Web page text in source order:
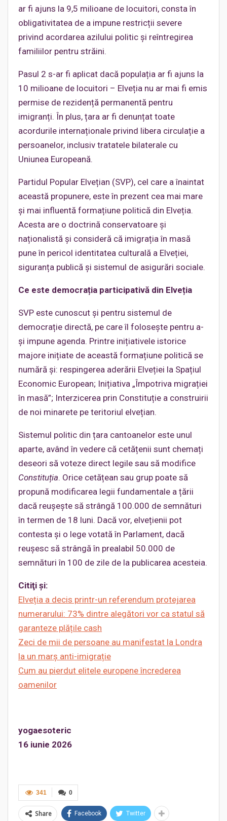
ar fi ajuns la 9,5 milioane de locuitori, consta în
obligativitatea de a impune restricții severe
privind acordarea azilului politic și reîntregirea
familiilor pentru străini.
Pasul 2 s-ar fi aplicat dacă populația ar fi ajuns la
10 milioane de locuitori – Elveția nu ar mai fi emis
permise de rezidență permanentă pentru
imigranți. În plus, țara ar fi denunțat toate
acordurile internaționale privind libera circulație a
persoanelor, inclusiv tratatele bilaterale cu
Uniunea Europeană.
Partidul Popular Elvețian (SVP), cel care a înaintat
această propunere, este în prezent cea mai mare
și mai influentă formațiune politică din Elveția.
Acesta are o doctrină conservatoare și
naționalistă și consideră că imigrația în masă
pune în pericol identitatea culturală a Elveției,
siguranța publică și sistemul de asigurări sociale.
Ce este democrația participativă din Elveția
SVP este cunoscut și pentru sistemul de
democrație directă, pe care îl folosește pentru a-
și impune agenda. Printre inițiativele istorice
majore inițiate de această formațiune politică se
numără și: respingerea aderării Elveției la Spațiul
Economic European; Inițiativa „Împotriva migrației
în masă”; Interzicerea prin Constituție a construirii
de noi minarete pe teritoriul elvețian.
Sistemul politic din țara cantoanelor este unul
aparte, având în vedere că cetățenii sunt chemați
deseori să voteze direct legile sau să modifice
Constituția. Orice cetățean sau grup poate să
propună modificarea legii fundamentale a țării
dacă reușește să strângă 100.000 de semnături
în termen de 18 luni. Dacă vor, elvețienii pot
contesta și o lege votată în Parlament, dacă
reușesc să strângă în prealabil 50.000 de
semnături în 100 de zile de la publicarea acesteia.
Citiţi şi:
Elveția a decis printr-un referendum protejarea
numerarului: 73% dintre alegători vor ca statul să
garanteze plățile cash
Zeci de mii de persoane au manifestat la Londra
la un marș anti-imigrație
Cum au pierdut elitele europene încrederea
oamenilor
yogaesoteric
16 iunie 2026
0
341
Share Facebook Twitter